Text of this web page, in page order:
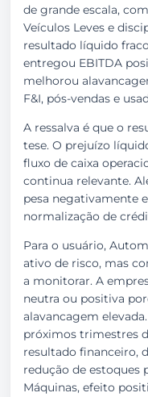
de grande escala,
Veículos Leves e
resultado líquido
entregou EBITDA
melhorou
F&I, pós-vendas e
A ressalva é que o
tese. O prejuízo
fluxo de caixa
continua relevante.
pesa negativamente
normalização de
Para o usuário,
ativo de risco, mas
a monitorar. A
neutra ou positiva
alavancagem
próximos trimestres
resultado financeiro,
redução de estoques
Máquinas, efeito